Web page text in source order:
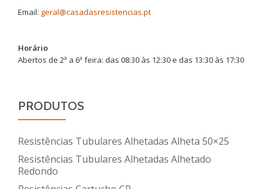
Email: geral@casadasresistencias.pt
Horário
Abertos de 2ª a 6ª feira: das 08:30 às 12:30 e das 13:30 às 17:30
PRODUTOS
Resistências Tubulares Alhetadas Alheta 50×25
Resistências Tubulares Alhetadas Alhetado
Redondo